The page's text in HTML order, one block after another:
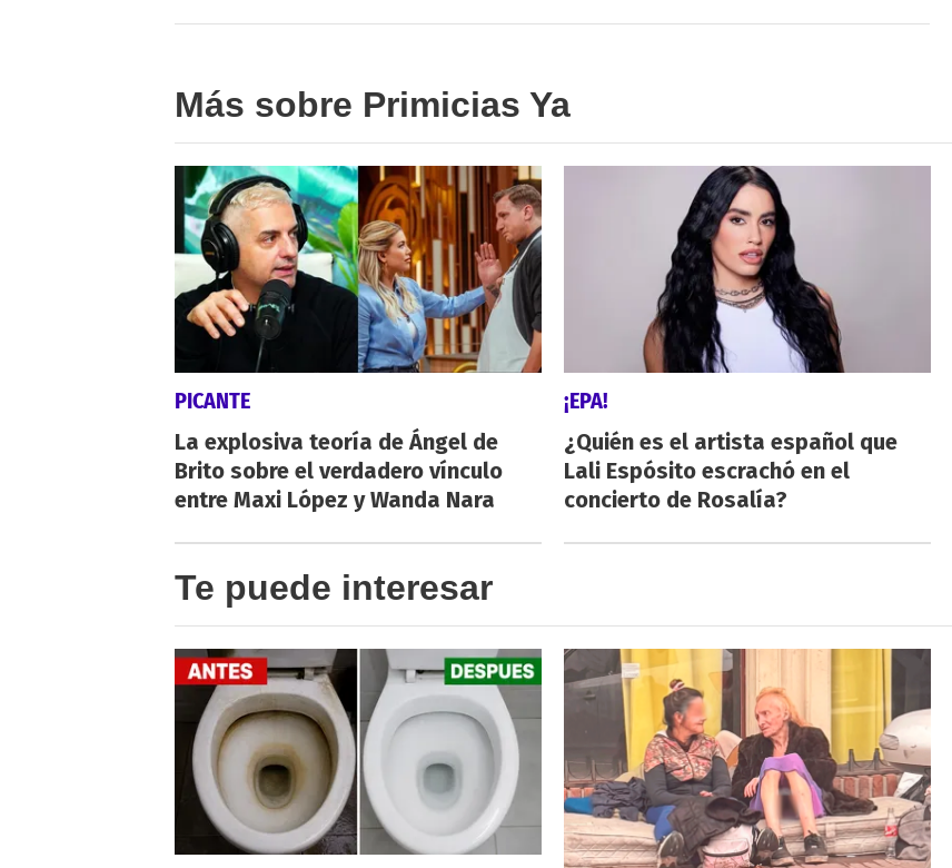
Más sobre Primicias Ya
PICANTE
La explosiva teoría de Ángel de
Brito sobre el verdadero vínculo
entre Maxi López y Wanda Nara
¡EPA!
¿Quién es el artista español que
Lali Espósito escrachó en el
concierto de Rosalía?
Te puede interesar